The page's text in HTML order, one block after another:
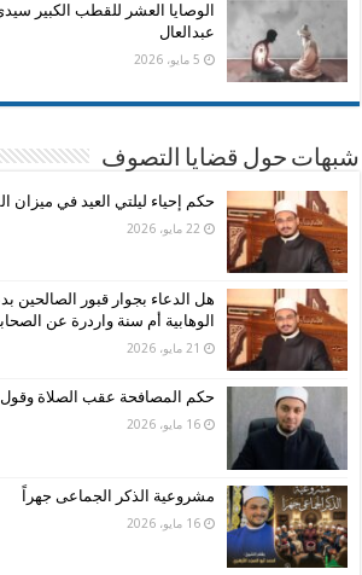
الوصايا العشر للقطب الكبير
عبدالعال
5 مايو، 2026
شبهات حول قضايا التصوف
حكم إحياء ليلتي العيد في ميزان
22 مايو، 2026
هل الدعاء بجوار قبور الصالحين
الوهابية أم سنة واردرة عن
21 مايو، 2026
حكم المصافحة عقب الصلاة وقول
16 مايو، 2026
مشروعية الذكر الجماعى جهراً
16 مايو، 2026